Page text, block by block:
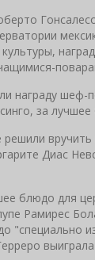
награду шеф-
за
Диас
блюдо для
Рамирес
"специально